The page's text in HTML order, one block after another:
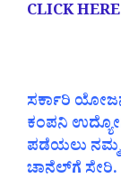
CLICK
ಸರ್ಕಾರಿ
ಕಂಪನಿ
ಪಡೆಯಲು ನಮ್ಮ
ಚಾನೆಲ್‌ಗೆ ಸೇರಿ.